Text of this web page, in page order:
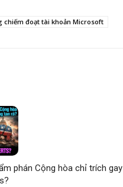
chiếm đoạt tài khoản Microsoft
phán Cộng hòa chỉ trích gay